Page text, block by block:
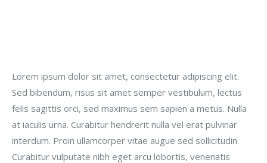
Lorem ipsum dolor sit amet, consectetur adipiscing elit.
Sed bibendum, risus sit amet semper vestibulum, lectus
felis sagittis orci, sed maximus sem sapien a metus. Nulla
at iaculis urna. Curabitur hendrerit nulla vel erat pulvinar
interdum. Proin ullamcorper vitae augue sed sollicitudin.
Curabitur vulputate nibh eget arcu lobortis, venenatis